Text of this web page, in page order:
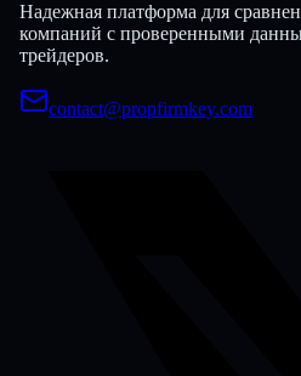
Надежная платформа для
компаний с проверенными
трейдеров.
contact@propfirmkey.com